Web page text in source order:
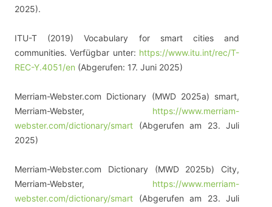
2025).
ITU-T (2019) Vocabulary for smart cities and
communities. Verfügbar unter: https://www.itu.int/rec/T-
REC-Y.4051/en (Abgerufen: 17. Juni 2025)
Merriam-Webster.com Dictionary (MWD 2025a) smart,
Merriam-Webster, https://www.merriam-
webster.com/dictionary/smart (Abgerufen am 23. Juli
2025)
Merriam-Webster.com Dictionary (MWD 2025b) City,
Merriam-Webster, https://www.merriam-
webster.com/dictionary/smart (Abgerufen am 23. Juli